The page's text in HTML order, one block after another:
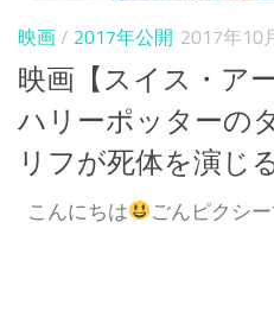
映画 / 2017年公開 2017年10
映画【スイス・ア
ハリーポッターの
リフが死体を演じ
こんにちは ごんピクシー